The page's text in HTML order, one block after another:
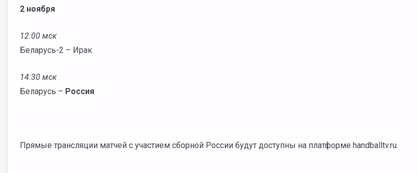
2 ноября
12:00 мск
Беларусь-2 – Ирак
14:30 мск
Беларусь – Россия
Прямые трансляции матчей с участием сборной России будут доступны на платформе handballtv.ru.